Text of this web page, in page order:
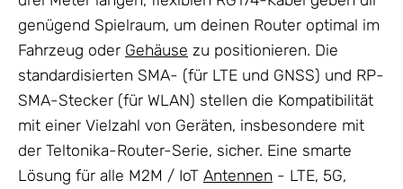
genügend Spielraum, um deinen Router optimal im
Fahrzeug oder Gehäuse zu positionieren. Die
standardisierten SMA- (für LTE und GNSS) und RP-
SMA-Stecker (für WLAN) stellen die Kompatibilität
mit einer Vielzahl von Geräten, insbesondere mit
der Teltonika-Router-Serie, sicher. Eine smarte
Lösung für alle M2M / IoT Antennen - LTE, 5G,